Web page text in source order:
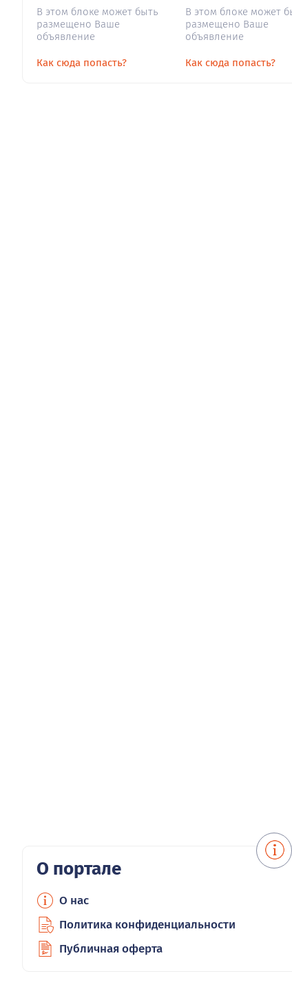
В этом блоке может быть
размещено Ваше
объявление
Как сюда попасть?
В этом блоке может
размещено Ваше
объявление
Как сюда попасть?
О портале
О нас
Политика конфиденциальности
Публичная оферта